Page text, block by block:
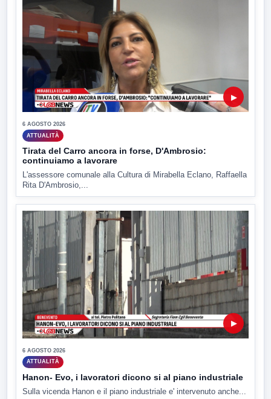
▶
6 AGOSTO 2026
ATTUALITÀ
Tirata del Carro ancora in forse, D'Ambrosio:
continuiamo a lavorare
L'assessore comunale alla Cultura di Mirabella Eclano, Raffaella
Rita D'Ambrosio,...
▶
6 AGOSTO 2026
ATTUALITÀ
Hanon- Evo, i lavoratori dicono si al piano industriale
Sulla vicenda Hanon e il piano industriale e' intervenuto anche...